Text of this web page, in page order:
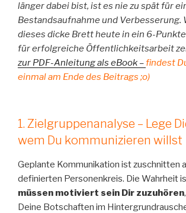
länger dabei bist, ist es nie zu spät für
Bestandsaufnahme und Verbesserung.
dieses dicke Brett heute in ein 6-
für erfolgreiche Öffentlichkeitsarbeit
zur PDF-Anleitung als eBook –findest
einmal am Ende des Beitrags ;o)
1. Zielgruppenanalyse – Lege
wem Du kommunizieren willst
Geplante Kommunikation ist zuschnitten
definierten Personenkreis. Die Wahrheit
müssen motiviert sein Dir zuzuhören
Deine Botschaften im